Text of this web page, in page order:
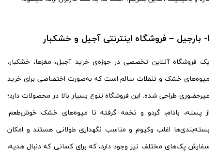
1- بارجیل – فروشگاه اینترنتی آجیل و خشکبار
یک فروشگاه آنلاین تخصصی در حوزه‌ی خرید آجیل، مغزها، خشکبار،
میوه‌های خشک و تنقلات سالم است که به‌صورت اختصاصی برای خرید
غیرحضوری طراحی شده. این فروشگاه تنوع بسیار بالا در محصولات دارد؛
از پسته، بادام، گردو و تخمه گرفته تا میوه‌های خشک خوش‌طعم.
بسته‌بندی‌ها اغلب وکیوم و مناسب نگهداری طولانی هستند و امکان
سفارش پک‌های مختلف نیز وجود دارد، که برای کسانی که دنبال هدیه،